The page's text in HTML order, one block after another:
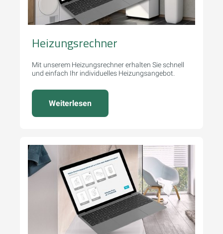
Heizungsrechner
Mit unserem Heizungsrechner erhalten Sie schnell
und einfach Ihr individuelles Heizungsangebot.
Weiterlesen